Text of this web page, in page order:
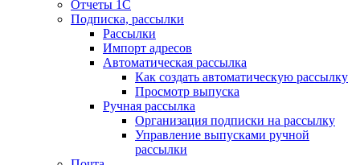
Отчеты 1С
Подписка, рассылки
Рассылки
Импорт адресов
Автоматическая рассылка
Как создать автоматическую рассылку
Просмотр выпуска
Ручная рассылка
Организация подписки на рассылку
Управление выпусками ручной
рассылки